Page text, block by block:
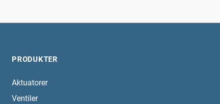
PRODUKTER
Aktuatorer
Ventiler